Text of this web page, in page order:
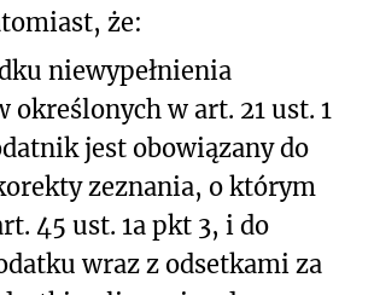
że:
niewypełnienia
określonych w art. 21 ust. 1
jest obowiązany do
zeznania, o którym
45 ust. 1a pkt 3, i do
wraz z odsetkami za